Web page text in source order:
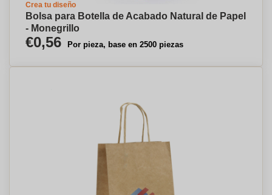
Crea tu diseño
Bolsa para Botella de Acabado Natural de Papel
- Monegrillo
€0,56 Por pieza, base en 2500 piezas